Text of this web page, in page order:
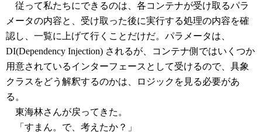
従って私たちにできるのは、各コンテナが受け取るパラ
メータの内容と、受け取った後に実行する処理の内容を確
認し、一覧に上げて行くことだけだ。パラメータは、
DI(Dependency Injection) されるが、コンテナ側ではいくつか
用意されているインターフェースとして受けるので、具象
クラスをどう解釈するのかは、ロジックを見る必要があ
る。
東海林さんが戻ってきた。
「すまん。で、考えたか？」